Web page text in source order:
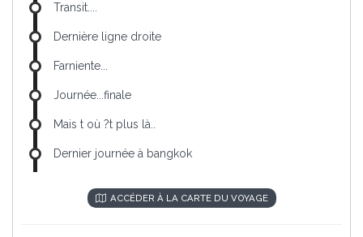
Transit....
Dernière ligne droite
Farniente...
Journée...finale
Mais t où ?t plus là..
Dernier journée à bangkok
ACCÉDER À LA CARTE DU VOYAGE